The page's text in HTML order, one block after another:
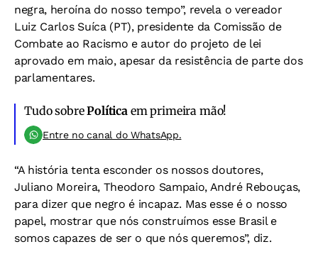
negra, heroína do nosso tempo”, revela o vereador
Luiz Carlos Suíca (PT), presidente da Comissão de
Combate ao Racismo e autor do projeto de lei
aprovado em maio, apesar da resistência de parte dos
parlamentares.
Tudo sobrePolítica em primeira mão!
Entre no canal do WhatsApp.
“A história tenta esconder os nossos doutores,
Juliano Moreira, Theodoro Sampaio, André Rebouças,
para dizer que negro é incapaz. Mas esse é o nosso
papel, mostrar que nós construímos esse Brasil e
somos capazes de ser o que nós queremos”, diz.